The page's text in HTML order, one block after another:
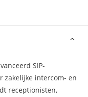
SIP-
zakelijke intercom- en
receptionisten,